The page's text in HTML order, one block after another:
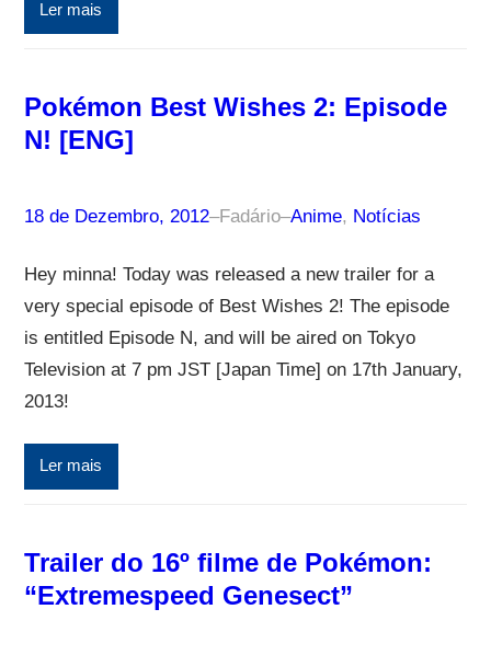
Ler mais
Pokémon Best Wishes 2: Episode
N! [ENG]
18 de Dezembro, 2012–Fadário–Anime, Notícias
Hey minna! Today was released a new trailer for a
very special episode of Best Wishes 2! The episode
is entitled Episode N, and will be aired on Tokyo
Television at 7 pm JST [Japan Time] on 17th January,
2013!
Ler mais
Trailer do 16º filme de Pokémon:
“Extremespeed Genesect”